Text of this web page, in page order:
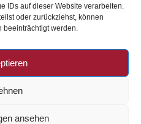
IDs auf dieser Website verarbeiten.
oder zurückziehst, können
beeinträchtigt werden.
ansehen
– 40664